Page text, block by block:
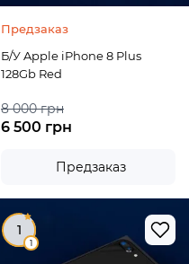
Предзаказ
Б/У Apple iPhone 8 Plus
128Gb Red
8 000 грн
6 500 грн
Предзаказ
1
1